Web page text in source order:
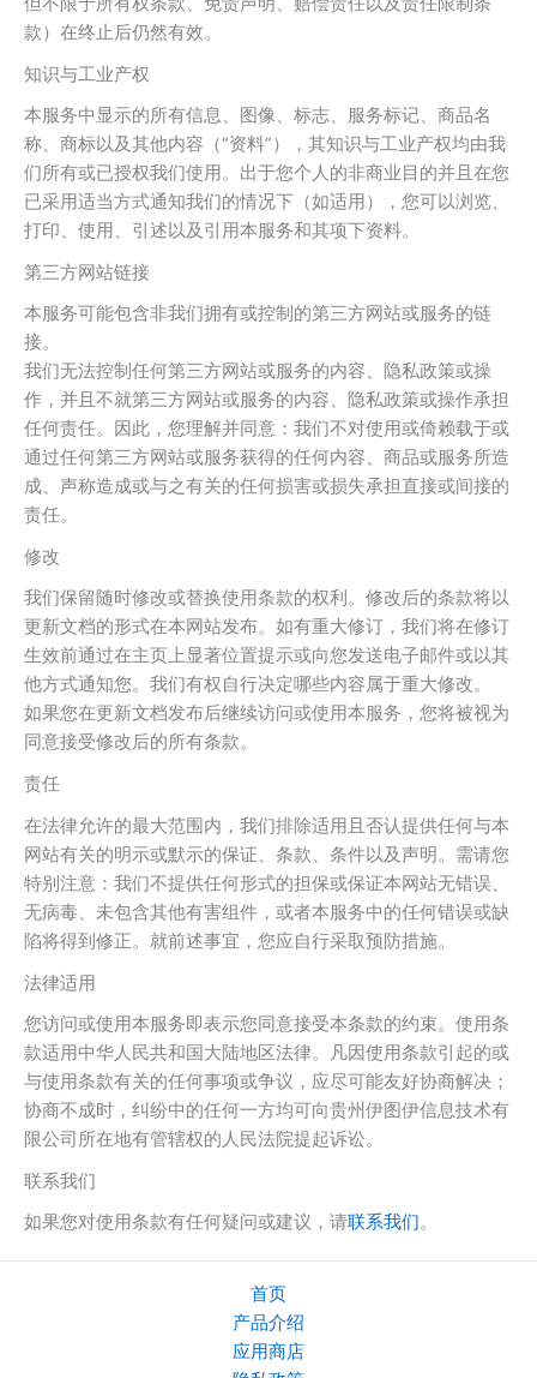
款）在终止后仍然有效。
知识与工业产权
本服务中显示的所有信息、图像、标志、服务标记、商品名
称、商标以及其他内容（“资料”），其知识与工业产权均由我
们所有或已授权我们使用。出于您个人的非商业目的并且在您
已采用适当方式通知我们的情况下（如适用），您可以浏览、
打印、使用、引述以及引用本服务和其项下资料。
第三方网站链接
本服务可能包含非我们拥有或控制的第三方网站或服务的链
接。
我们无法控制任何第三方网站或服务的内容、隐私政策或操
作，并且不就第三方网站或服务的内容、隐私政策或操作承担
任何责任。因此，您理解并同意：我们不对使用或倚赖载于或
通过任何第三方网站或服务获得的任何内容、商品或服务所造
成、声称造成或与之有关的任何损害或损失承担直接或间接的
责任。
修改
我们保留随时修改或替换使用条款的权利。修改后的条款将以
更新文档的形式在本网站发布。如有重大修订，我们将在修订
生效前通过在主页上显著位置提示或向您发送电子邮件或以其
他方式通知您。我们有权自行决定哪些内容属于重大修改。
如果您在更新文档发布后继续访问或使用本服务，您将被视为
同意接受修改后的所有条款。
责任
在法律允许的最大范围内，我们排除适用且否认提供任何与本
网站有关的明示或默示的保证、条款、条件以及声明。需请您
特别注意： 我们不提供任何形式的担保或保证本网站无错误、
无病毒、未包含其他有害组件，或者本服务中的任何错误或缺
陷将得到修正。就前述事宜，您应自行采取预防措施。
法律适用
您访问或使用本服务即表示您同意接受本条款的约束。使用条
款适用中华人民共和国大陆地区法律。凡因使用条款引起的或
与使用条款有关的任何事项或争议，应尽可能友好协商解决；
协商不成时，纠纷中的任何一方均可向贵州伊图伊信息技术有
限公司所在地有管辖权的人民法院提起诉讼。
联系我们
如果您对使用条款有任何疑问或建议，请联系我们。
首页
产品介绍
应用商店